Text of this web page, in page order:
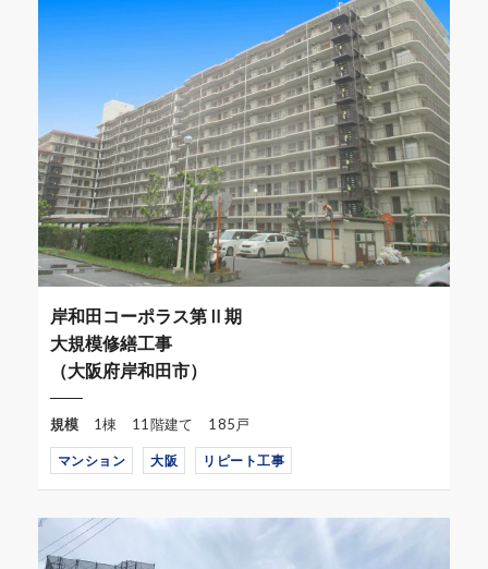
岸和田コーポラス第Ⅱ期
大規模修繕工事
（大阪府岸和田市）
規模 1棟 11階建て 185戸
マンション 大阪 リピート工事